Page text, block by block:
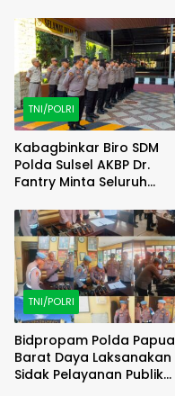
Berhasil Diamankan
TNI/POLRI
Kabagbinkar Biro SDM
Polda Sulsel AKBP Dr.
Fantry Minta Seluruh
Debu
TNI/POLRI
Bidpropam Polda Papua
Barat Daya Laksanakan
Sidak Pelayanan Publik